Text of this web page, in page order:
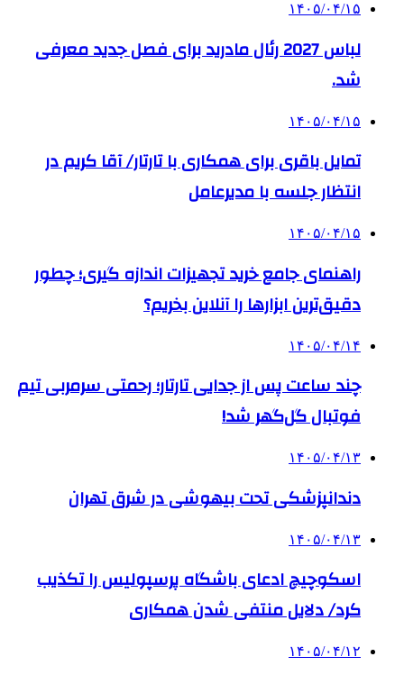
۱۴۰۵/۰۴/۱۵
لباس 2027 رئال مادرید برای فصل جدید معرفی
شد.
۱۴۰۵/۰۴/۱۵
تمایل باقری برای همکاری با تارتار/ آقا کریم در
انتظار جلسه با مدیرعامل
۱۴۰۵/۰۴/۱۵
راهنمای جامع خرید تجهیزات اندازه گیری؛ چطور
دقیق‌ترین ابزارها را آنلاین بخریم؟
۱۴۰۵/۰۴/۱۴
چند ساعت پس از جدایی تارتار؛ رحمتی سرمربی تیم
فوتبال گل‌گهر شد!
۱۴۰۵/۰۴/۱۳
دندانپزشکی تحت بیهوشی در شرق تهران
۱۴۰۵/۰۴/۱۳
اسکوچیچ ادعای باشگاه پرسپولیس را تکذیب
کرد/ دلایل منتفی شدن همکاری
۱۴۰۵/۰۴/۱۲